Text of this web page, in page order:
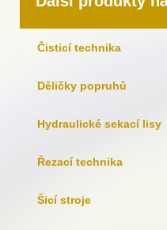
Čisticí technika
Děličky popruhů
Hydraulické sekací lisy
Řezací technika
Šicí stroje